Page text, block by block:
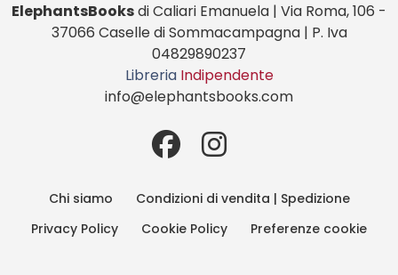
ElephantsBooksdi Caliari Emanuela | Via Roma, 106 -
37066 Caselle di Sommacampagna | P. Iva
04829890237
Libreria Indipendente
info@elephantsbooks.com
Chi siamo
Condizioni di vendita | Spedizione
Privacy Policy
Cookie Policy Preferenze cookie